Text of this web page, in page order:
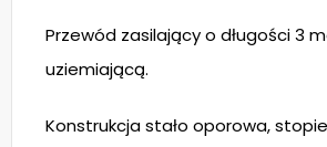
Przewód zasilający o długości 3
uziemiającą.
Konstrukcja stało oporowa,